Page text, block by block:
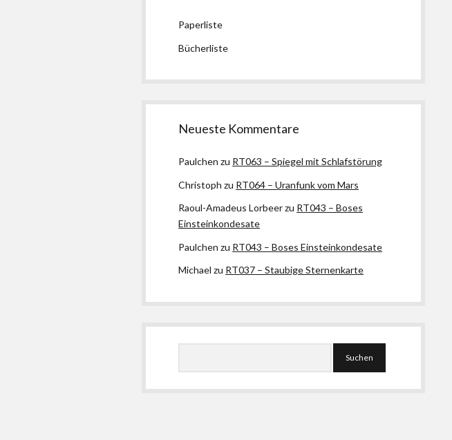
Paperliste
Bücherliste
Neueste Kommentare
Paulchen zu RT063 – Spiegel mit Schlafstörung
Christoph zu RT064 – Uranfunk vom Mars
Raoul-Amadeus Lorbeerzu RT043 – Boses
Einsteinkondesate
Paulchen zu RT043 – Boses Einsteinkondesate
Michael zu RT037 – Staubige Sternenkarte